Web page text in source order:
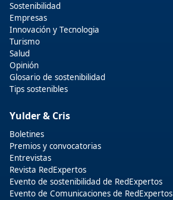
Sostenibilidad
Empresas
Innovación y Tecnologia
Turismo
Salud
Opinión
Glosario de sostenibilidad
Tips sostenibles
Yulder & Cris
Boletines
Premios y convocatorias
Entrevistas
Revista RedExpertos
Evento de sostenibilidad de RedExpertos
Evento de Comunicaciones de RedExpertos